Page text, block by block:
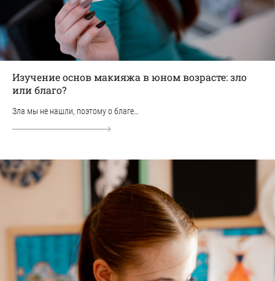
Изучение основ макияжа в юном возрасте: зло
или благо?
Зла мы не нашли, поэтому о благе…